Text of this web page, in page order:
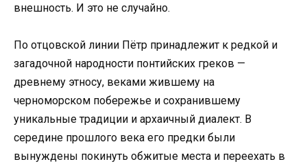
внешность. И это не случайно.
По отцовской линии Пётр принадлежит к редкой и
загадочной народности понтийских греков —
древнему этносу, веками жившему на
черноморском побережье и сохранившему
уникальные традиции и архаичный диалект. В
середине прошлого века его предки были
вынуждены покинуть обжитые места и переехать в